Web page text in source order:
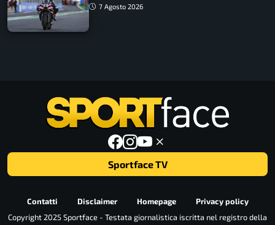
7 Agosto 2026
Sportface TV
Contatti Disclaimer Homepage
Privacy policy
Copyright 2025 Sportface - Testata giornalistica iscritta nel registro della